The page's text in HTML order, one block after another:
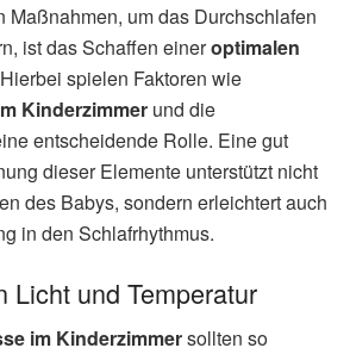
Maßnahmen, um das Durchschlafen
ist das Schaffen eineroptimalen
spielen Faktoren wie
Kinderzimmer und die
entscheidende Rolle. Eine gut
dieser Elemente unterstützt nicht
des Babys, sondern erleichtert auch
in den Schlafrhythmus.
Licht und Temperatur
im Kinderzimmersollten so